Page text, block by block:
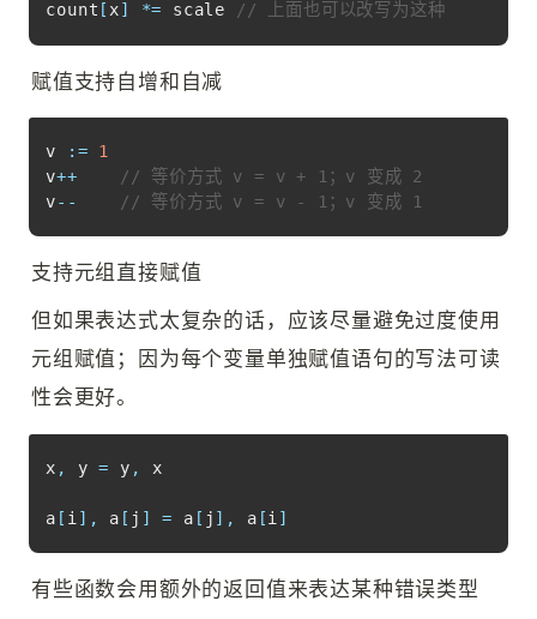
count [x] *= scale // 上面也可以改写为这种
赋值支持自增和自减
v :=
1
v++
// 等价方式 v = v + 1；v 变成 2
v-- // 等价方式 v = v - 1；v 变成 1
支持元组直接赋值
但如果表达式太复杂的话，应该尽量避免过度使用
元组赋值；因为每个变量单独赋值语句的写法可读
性会更好。
x , y = y , x
a [ i ] , a [ j ] = a [ j ] , a [i ]
有些函数会用额外的返回值来表达某种错误类型